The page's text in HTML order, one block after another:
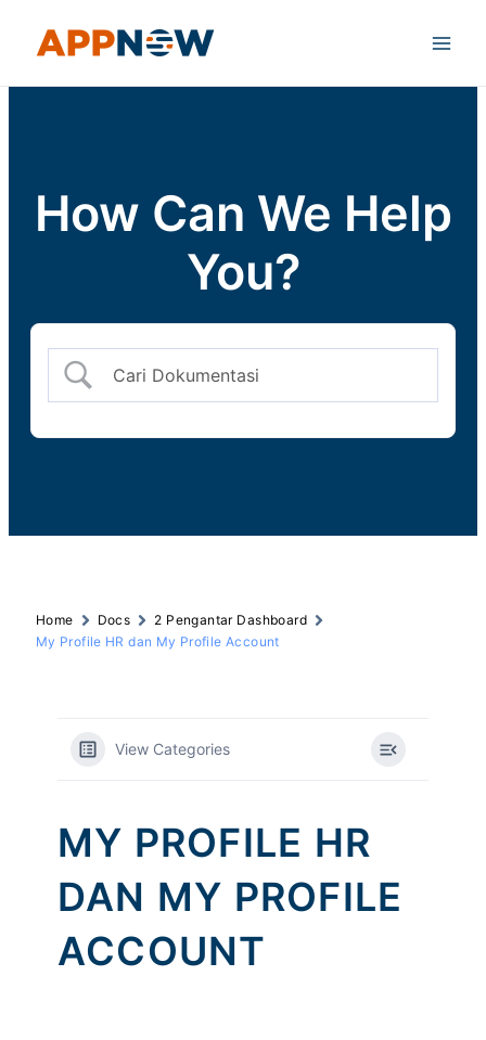
How Can We Help
You?
Home Docs
2 Pengantar Dashboard
My Profile HR dan My Profile Account
View Categories
MY PROFILE HR
DAN MY PROFILE
ACCOUNT